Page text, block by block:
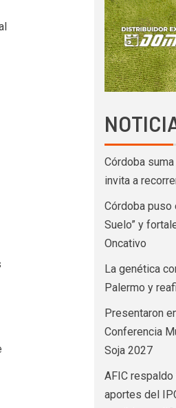
Córdoba
invita a
Córdoba puso
Suelo” y
Oncativo
La genética
Palermo y
Presentaron
Conferencia
Soja 2027
AFIC
aportes del